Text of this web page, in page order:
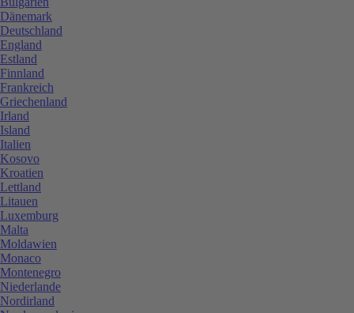
Dänemark
Deutschland
England
Estland
Finnland
Frankreich
Griechenland
Irland
Island
Italien
Kosovo
Kroatien
Lettland
Litauen
Luxemburg
Malta
Moldawien
Monaco
Montenegro
Niederlande
Nordirland